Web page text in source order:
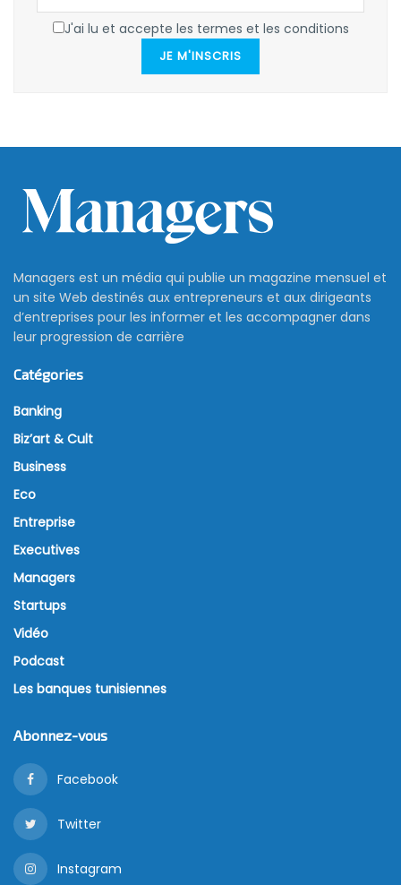
J'ai lu et accepte les termes et les conditions
JE M'INSCRIS
Managers est un média qui publie un magazine mensuel et
un site Web destinés aux entrepreneurs et aux dirigeants
d’entreprises pour les informer et les accompagner dans
leur progression de carrière
Catégories
Banking
Biz’art & Cult
Business
Eco
Entreprise
Executives
Managers
Startups
Vidéo
Podcast
Les banques tunisiennes
Abonnez-vous
Facebook
Twitter
Instagram